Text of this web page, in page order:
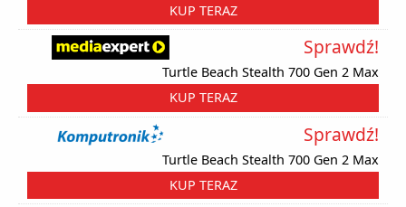
KUP TERAZ
Turtle Beach Stealth 700 Gen 2 Max
Sprawdź!
KUP TERAZ
Turtle Beach Stealth 700 Gen 2 Max
Sprawdź!
KUP TERAZ